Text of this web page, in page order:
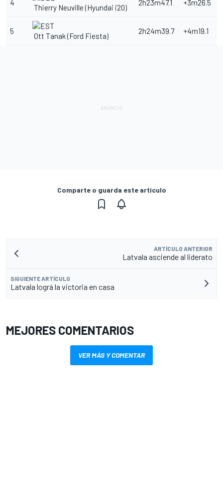
4
Thierry Neuville (Hyundai i20)
2h23m47.1 +3m26.5
5
Ott Tanak (Ford Fiesta)
2h24m39.7 +4m19.1
Comparte o guarda este artículo
ARTÍCULO ANTERIOR
Latvala asciende al liderato
SIGUIENTE ARTÍCULO
Latvala lográ la victoria en casa
MEJORES COMENTARIOS
VER MÁS Y COMENTAR